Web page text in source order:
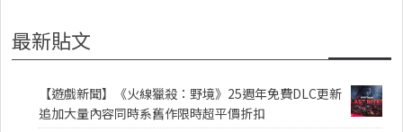
最新貼文
【遊戲新聞】《火線獵殺：野境》25週年免費DLC更新
追加大量內容同時系舊作限時超平價折扣